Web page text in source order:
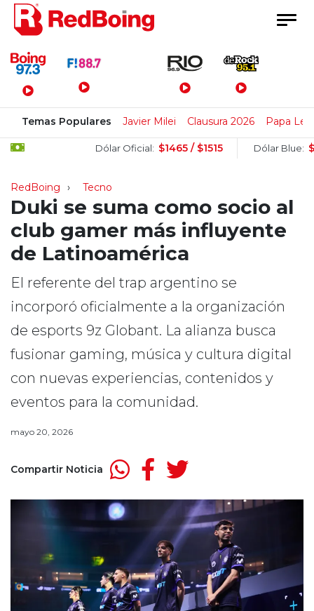
Menú Principal
Temas Populares Javier Milei Clausura 2026 Papa
Dólar Oficial: $1465 / $1515 Dólar Blue:
RedBoing Tecno
Duki se suma como socio al
club gamer más influyente
de Latinoamérica
El referente del trap argentino se
incorporó oficialmente a la organización
de esports 9z Globant. La alianza busca
fusionar gaming, música y cultura digital
con nuevas experiencias, contenidos y
eventos para la comunidad.
mayo 20, 2026
Compartir Noticia